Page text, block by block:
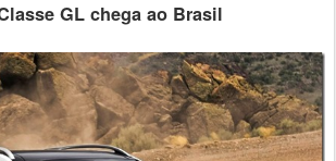
GL chega ao Brasil